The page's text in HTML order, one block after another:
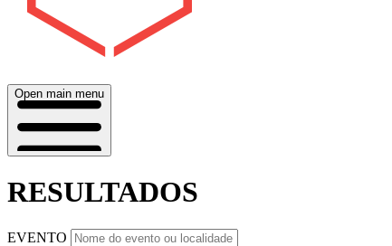
Open main menu
RESULTADOS
EVENTO